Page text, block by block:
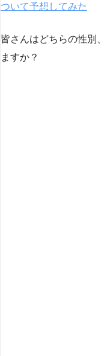
ついて予想してみた
皆さんはどちらの性別
ますか？